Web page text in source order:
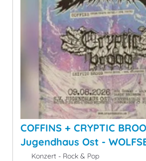
COFFINS + CRYPTIC
Jugendhaus Ost -
Konzert - Rock & Pop